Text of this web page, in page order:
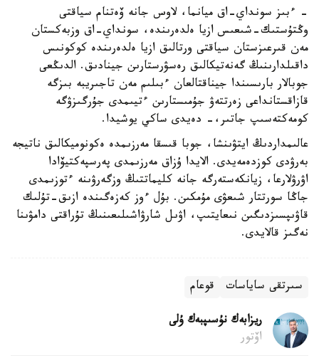
- ءبىز سونداي-اق ميانما، لاوس جانە ۆەتنام سياقتى
وڭتۇستىك-شىعىس ازيا ەلدەرىندە، سونداي-اق وزبەكستان
مەن قىرعىزستان سياقتى ورتالىق ازيا ەلدەرىندە كوكونىس
داقىلدارىنىڭ گەنەتيكالىق رەسۋرستارىن جينادىق. الدىڭعى
جوبالار بارىسىندا جيناقتالعان ءبىلىم مەن تاجىريبە بىزگە
قازاقستانداعى زەرتتەۋ جۇمىستارىن ءتيىمدى جۇرگىزۋگە
كومەكتەسىپ جاتىر،- دەيدى ساكي يوشيدا.
عالىمداردىڭ ايتۋىنشا، جوبا قىسقا مەرزىمدە ەكونوميكالىق ناتيجە
بەرۋدى كوزدەمەيدى. الايدا ۇزاق مەرزىمدى پەرسپەكتيۆادا
اۋرۋلارعا، زيانكەستەرگە جانە كليماتتىڭ وزگەرۋىنە ءتوزىمدى
جاڭا سورتتار شىعۋى مۇمكىن. بۇل ءوز كەزەگىندە ازىق-تۇلىك
قاۋىپسىزدىگىن نىعايتىپ، اۋىل شارۋاشىلىعىنىڭ تۇراقتى دامۋىنا
نەگىز قالايدى.
سىرتقى ساياسات قوعام
ريزابەك نۇسىپبەك ۇلى
اۆتور